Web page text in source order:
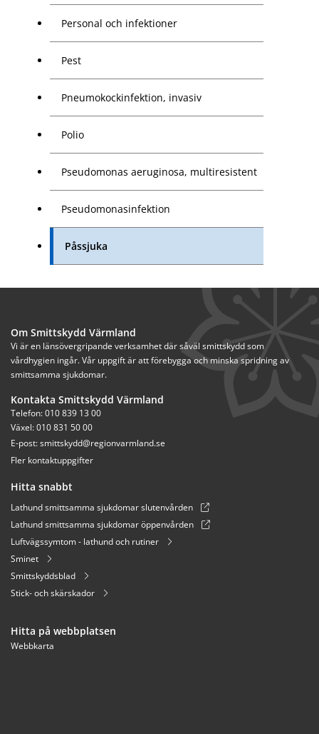
Personal och infektioner
Pest
Pneumokockinfektion, invasiv
Polio
Pseudomonas aeruginosa, multiresistent
Pseudomonasinfektion
Påssjuka
Om Smittskydd Värmland
Vi är en länsövergripande verksamhet där såväl smittskydd som
vårdhygien ingår. Vår uppgift är att förebygga och minska spridning av
smittsamma sjukdomar.
Kontakta Smittskydd Värmland
Telefon: 010 839 13 00
Växel: 010 831 50 00
E-post: smittskydd@regionvarmland.se
Fler kontaktuppgifter
Hitta snabbt
Lathund smittsamma sjukdomar slutenvården
Lathund smittsamma sjukdomar öppenvården
Luftvägssymtom - lathund och rutiner
Sminet
Smittskyddsblad
Stick- och skärskador
Hitta på webbplatsen
Webbkarta